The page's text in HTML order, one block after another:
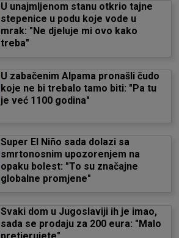
U unajmljenom stanu otkrio tajne
stepenice u podu koje vode u
mrak: "Ne djeluje mi ovo kako
treba"
U zabačenim Alpama pronašli čudo
koje ne bi trebalo tamo biti: "Pa tu
je već 1100 godina"
Super El Niño sada dolazi sa
smrtonosnim upozorenjem na
opaku bolest: "To su značajne
globalne promjene"
Svaki dom u Jugoslaviji ih je imao,
sada se prodaju za 200 eura: "Malo